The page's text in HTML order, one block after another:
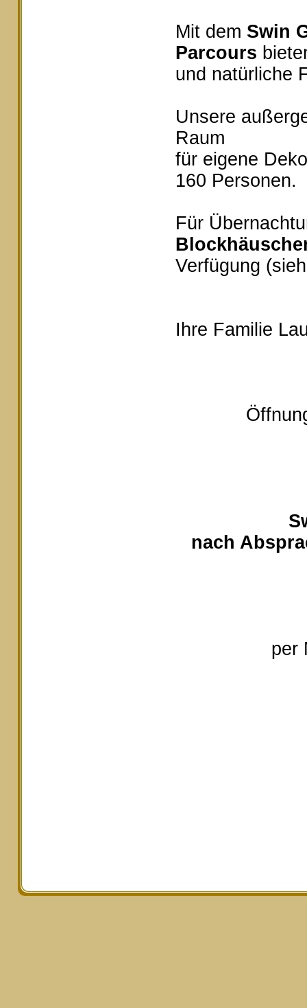
Mit dem Swin
Parcours
und natürliche
Unsere
Raum
für eigene
160 Personen.
Für
Verfügung
Ihre Familie
nach
per